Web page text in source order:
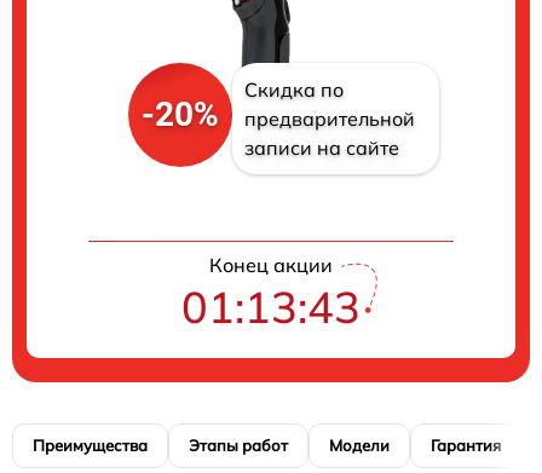
-20%
Скидка по
предварительной
записи на сайте
Конец акции
01:13:42
Преимущества Этапы работ Модели Гарантия